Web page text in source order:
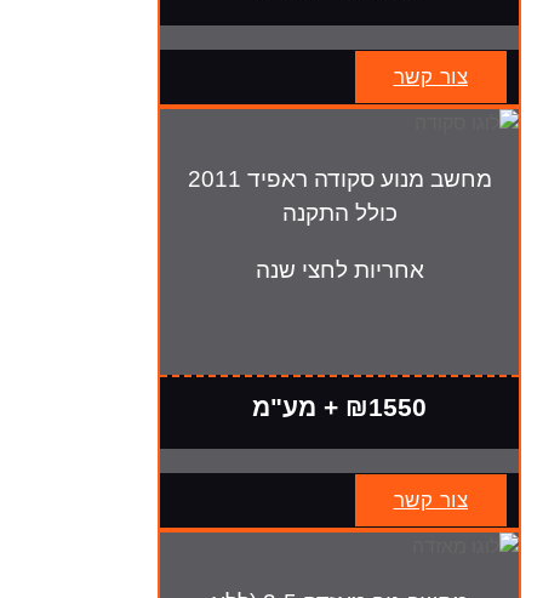
צור קשר
מחשב מנוע סקודה ראפיד 2011
כולל התקנה
אחריות לחצי שנה
₪1550 + מע"מ
צור קשר